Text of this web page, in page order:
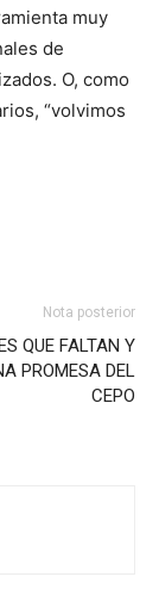
muy
de
O, como
“volvimos
Nota posterior
QUE FALTAN Y
PROMESA DEL
CEPO